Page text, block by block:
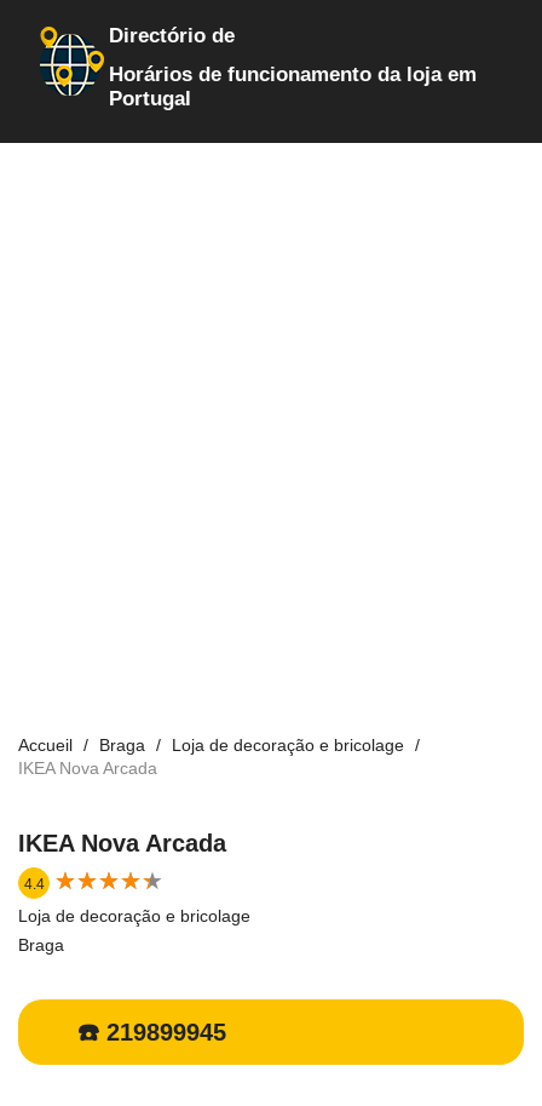
Directório de
Horários de funcionamento da loja em
Portugal
Accueil Braga
Loja de decoração e bricolage
IKEA Nova Arcada
IKEA Nova Arcada
4.4 ★★★★★
★★★★★
Loja de decoração e bricolage
Braga
☎️ 219899945